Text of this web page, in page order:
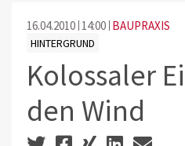
16.04.2010 14:00 BAUPRAXIS
HINTERGRUND
Kolossaler
den Wind